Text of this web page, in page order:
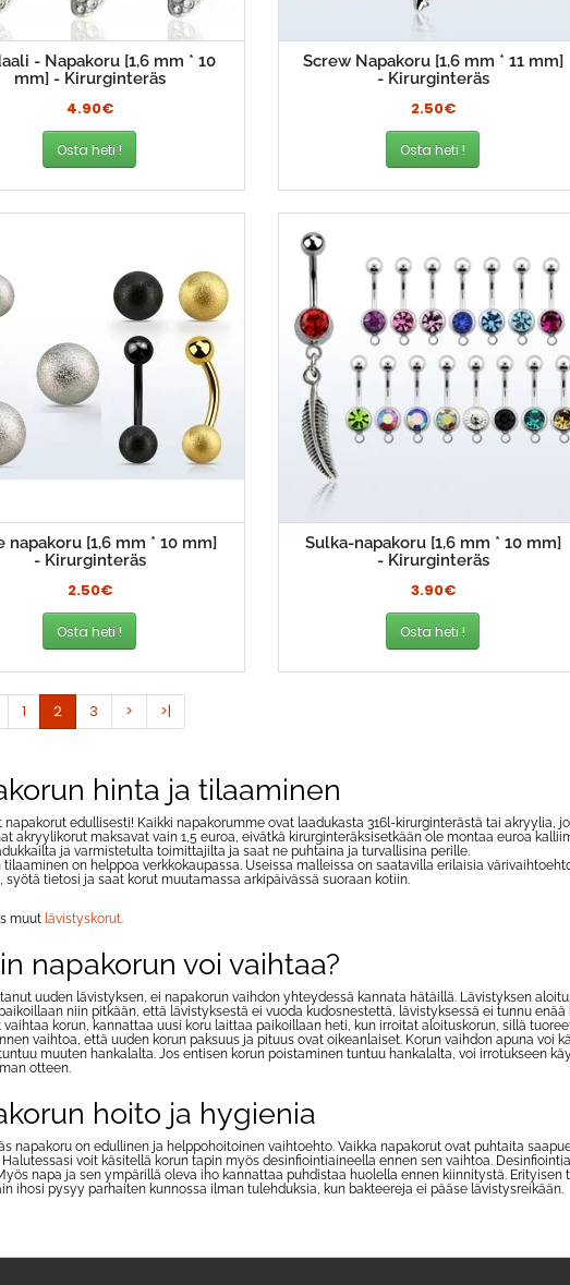
- Napakoru [1,6 mm * 10
mm] - Kirurginteräs
4.90€
Osta heti !
Screw Napakoru [1,6 mm * 11 mm]
- Kirurginteräs
2.50€
Osta heti !
napakoru [1,6 mm * 10 mm]
- Kirurginteräs
2.50€
Osta heti !
Sulka-napakoru [1,6 mm * 10 mm]
- Kirurginteräs
3.90€
Osta heti !
1 2 3 > >|
hinta ja tilaaminen
napakorut edullisesti! Kaikki napakorumme ovat laadukasta 316l-kirurginterästä tai akryylia,
akryylikorut maksavat vain 1,5 euroa, eivätkä kirurginteräksisetkään ole montaa euroa
ja varmistetulta toimittajilta ja saat ne puhtaina ja turvallisina perille.
tilaaminen on helppoa verkkokaupassa. Useissa malleissa on saatavilla erilaisia
syötä tietosi ja saat korut muutamassa arkipäivässä suoraan kotiin.
muut lävistyskorut.
napakorun voi vaihtaa?
uuden lävistyksen, ei napakorun vaihdon yhteydessä kannata hätäillä. Lävistyksen
niin pitkään, että lävistyksestä ei vuoda kudosnestettä, lävistyksessä ei tunnu
vaihtaa korun, kannattaa uusi koru laittaa paikoillaan heti, kun irroitat aloituskorun, sillä
vaihtoa, että uuden korun paksuus ja pituus ovat oikeanlaiset. Korun vaihdon apuna voi
muuten hankalalta. Jos entisen korun poistaminen tuntuu hankalalta, voi irrotukseen
otteen.
hoito ja hygienia
napakoru on edullinen ja helppohoitoinen vaihtoehto. Vaikka napakorut ovat puhtaita
voit käsitellä korun tapin myös desinfiointiaineella ennen sen vaihtoa.
napa ja sen ympärillä oleva iho kannattaa puhdistaa huolella ennen kiinnitystä.
ihosi pysyy parhaiten kunnossa ilman tulehduksia, kun bakteereja ei pääse lävistysreikään.